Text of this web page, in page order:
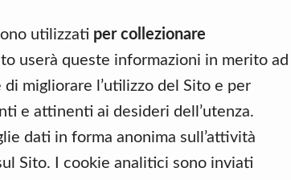
utilizzati per collezionare
userà queste informazioni in merito ad
migliorare l’utilizzo del Sito e per
e attinenti ai desideri dell’utenza.
dati in forma anonima sull’attività
Sito. I cookie analitici sono inviati